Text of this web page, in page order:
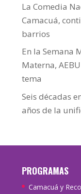
La Comedia
Camacuá,
barrios
En la Semana
Materna,
tema
Seis décadas
años de la
PROGRAMAS
Camacuá y